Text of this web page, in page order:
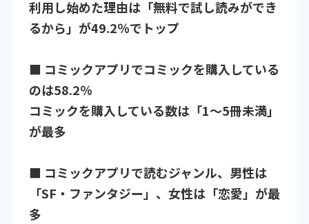
利用し始めた理由は「無料で試し読みができ
るから」が49.2％でトップ
■ コミックアプリでコミックを購入している
のは58.2％
コミックを購入している数は「1～5冊未満」
が最多
■ コミックアプリで読むジャンル、男性は
「SF・ファンタジー」、女性は「恋愛」が最
多